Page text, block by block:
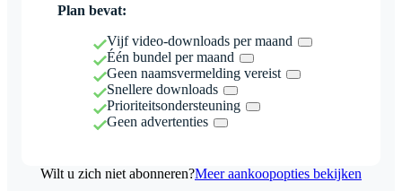
Plan bevat:
Vijf video-downloads per maand
Één bundel per maand
Geen naamsvermelding vereist
Snellere downloads
Prioriteitsondersteuning
Geen advertenties
Wilt u zich niet abonneren?Meer aankoopopties bekijken